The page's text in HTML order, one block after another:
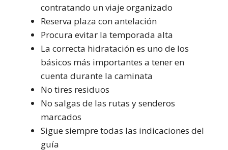
contratando un viaje organizado
Reserva plaza con antelación
Procura evitar la temporada alta
La correcta hidratación es uno de los
básicos más importantes a tener en
cuenta durante la caminata
No tires residuos
No salgas de las rutas y senderos
marcados
Sigue siempre todas las indicaciones del
guía